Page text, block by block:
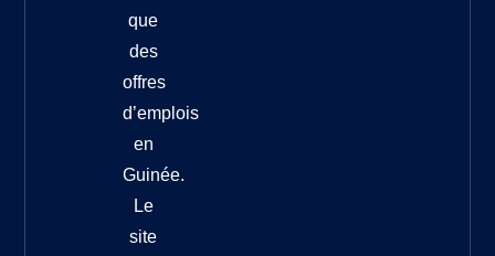
que
des
offres
d’emplois
en
Guinée.
Le
site